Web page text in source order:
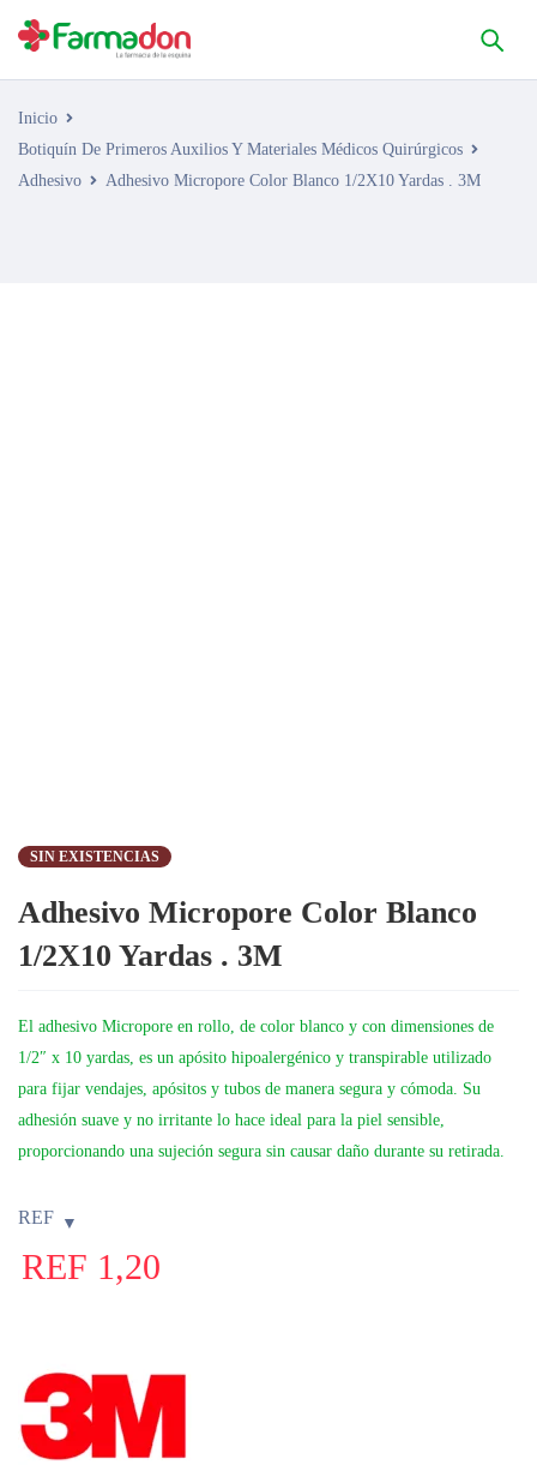
Inicio
Botiquín De Primeros Auxilios Y Materiales Médicos Quirúrgicos
Adhesivo
Adhesivo Micropore Color Blanco 1/2X10 Yardas . 3M
SIN EXISTENCIAS
Adhesivo Micropore Color Blanco
1/2X10 Yardas . 3M
El adhesivo Micropore en rollo, de color blanco y con dimensiones de
1/2″ x 10 yardas, es un apósito hipoalergénico y transpirable utilizado
para fijar vendajes, apósitos y tubos de manera segura y cómoda. Su
adhesión suave y no irritante lo hace ideal para la piel sensible,
proporcionando una sujeción segura sin causar daño durante su retirada.
REF
REF 1,20